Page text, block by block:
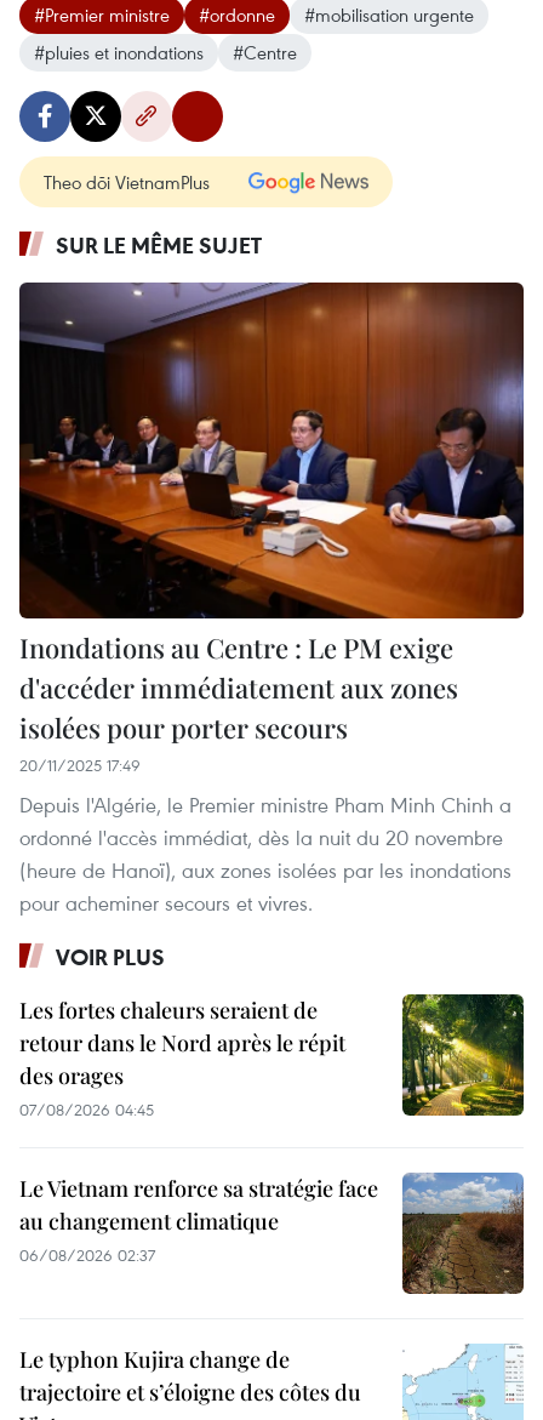
#Premier ministre #ordonne
#mobilisation urgente
#pluies et inondations
#Centre
Theo dõi VietnamPlus
SUR LE MÊME SUJET
Inondations au Centre : Le PM exige
d'accéder immédiatement aux zones
isolées pour porter secours
20/11/2025 17:49
Depuis l'Algérie, le Premier ministre Pham Minh Chinh a
ordonné l'accès immédiat, dès la nuit du 20 novembre
(heure de Hanoï), aux zones isolées par les inondations
pour acheminer secours et vivres.
VOIR PLUS
Les fortes chaleurs seraient de
retour dans le Nord après le répit
des orages
07/08/2026 04:45
Le Vietnam renforce sa stratégie face
au changement climatique
06/08/2026 02:37
Le typhon Kujira change de
trajectoire et s’éloigne des côtes du